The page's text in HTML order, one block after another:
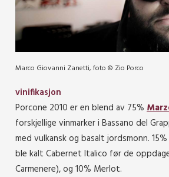
Marco Giovanni Zanetti, foto © Zio Porco
vinifikasjon
Porcone 2010 er en blend av 75%
forskjellige vinmarker i Bassano del
med vulkansk og basalt jordsmonn.
ble kalt Cabernet Italico før de
Carmenere), og 10% Merlot.